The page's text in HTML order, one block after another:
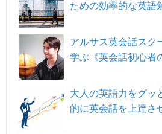
ための効率的な英語
アルサス英会話スク
学ぶ《英会話初心者
大人の英語力をグッ
的に英会話を上達さ